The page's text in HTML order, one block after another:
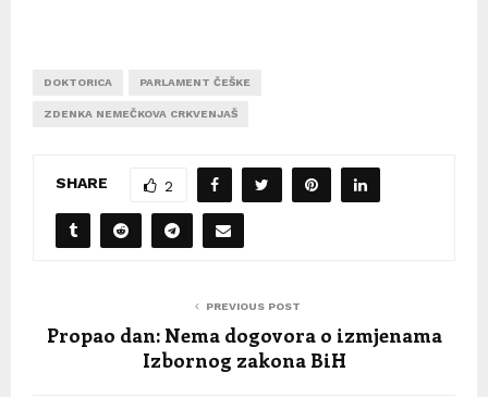
DOKTORICA PARLAMENT ČEŠKE
ZDENKA NEMEČKOVA CRKVENJAŠ
SHARE 2
PREVIOUS POST
Propao dan: Nema dogovora o izmjenama
Izbornog zakona BiH